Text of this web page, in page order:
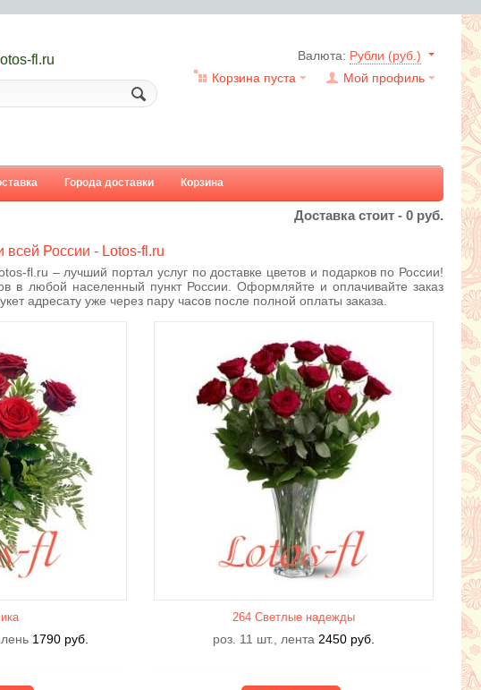
fl.ru Валюта: Рубли (руб.)
Мой профиль
Корзина пуста
Города доставки Корзина
Доставка стоит - 0 руб.
всей России - Lotos-fl.ru
fl.ru – лучший портал услуг по доставке цветов и подарков по России!
в любой населенный пункт России. Оформляйте и оплачивайте заказ
адресату уже через пару часов после полной оплаты заказа.
1790 руб.
264 Светлые надежды
роз. 11 шт., лента 2450 руб.